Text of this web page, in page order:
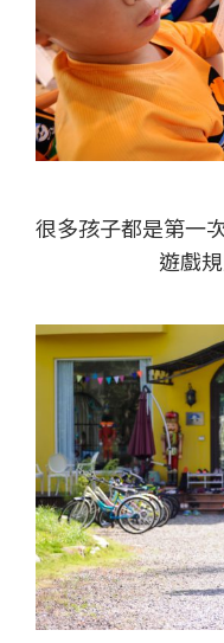
很多孩子都是第一
遊戲